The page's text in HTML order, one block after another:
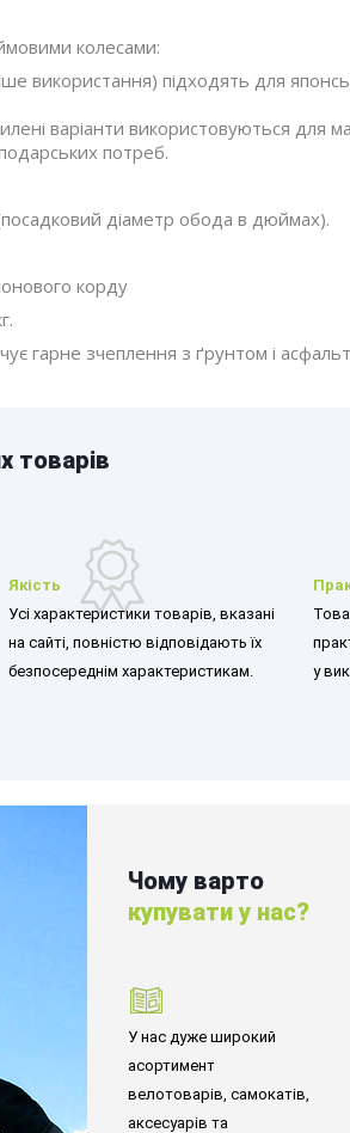
колесами:
використання) підходять для
варіанти використовуються для
потреб.
діаметр обода в дюймах).
корду
гарне зчеплення з ґрунтом і
товарів
Якість
Усі характеристики товарів, вказані
на сайті, повністю відповідають їх
безпосереднім характеристикам.
у
Чому варто
купувати у нас?
У нас дуже широкий
асортимент
велотоварів, самокатів,
аксесуарів та